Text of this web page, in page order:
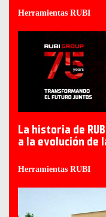
Herramientas RUBI
La historia de
a la evolución de
Herramientas RUBI